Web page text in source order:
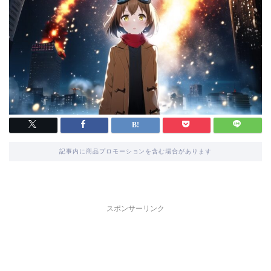
記事内に商品プロモーションを含む場合があります
スポンサーリンク